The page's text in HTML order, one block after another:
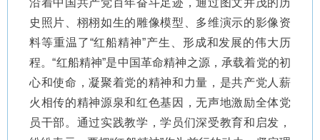
沿着中国共产党百年奋斗足迹，通过图文并茂的历
史照片、栩栩如生的雕像模型、多维演示的影像资
料等重温了“红船精神”产生、形成和发展的伟大历
程。“红船精神”是中国革命精神之源，承载着党的初
心和使命，凝聚着党的精神和力量，是共产党人薪
火相传的精神源泉和红色基因，无声地激励全体党
员干部。通过实践教学，学员们深受教育和启发，